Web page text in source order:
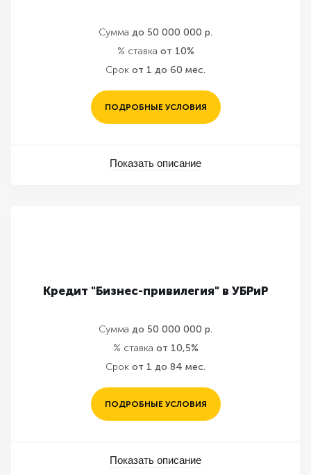
Сумма до 50 000 000 р.
% ставка от 10%
Срок от 1 до 60 мес.
ПОДРОБНЫЕ УСЛОВИЯ
Показать описание
Кредит "Бизнес-привилегия" в УБРиР
Сумма до 50 000 000 р.
% ставка от 10,5%
Срок от 1 до 84 мес.
ПОДРОБНЫЕ УСЛОВИЯ
Показать описание